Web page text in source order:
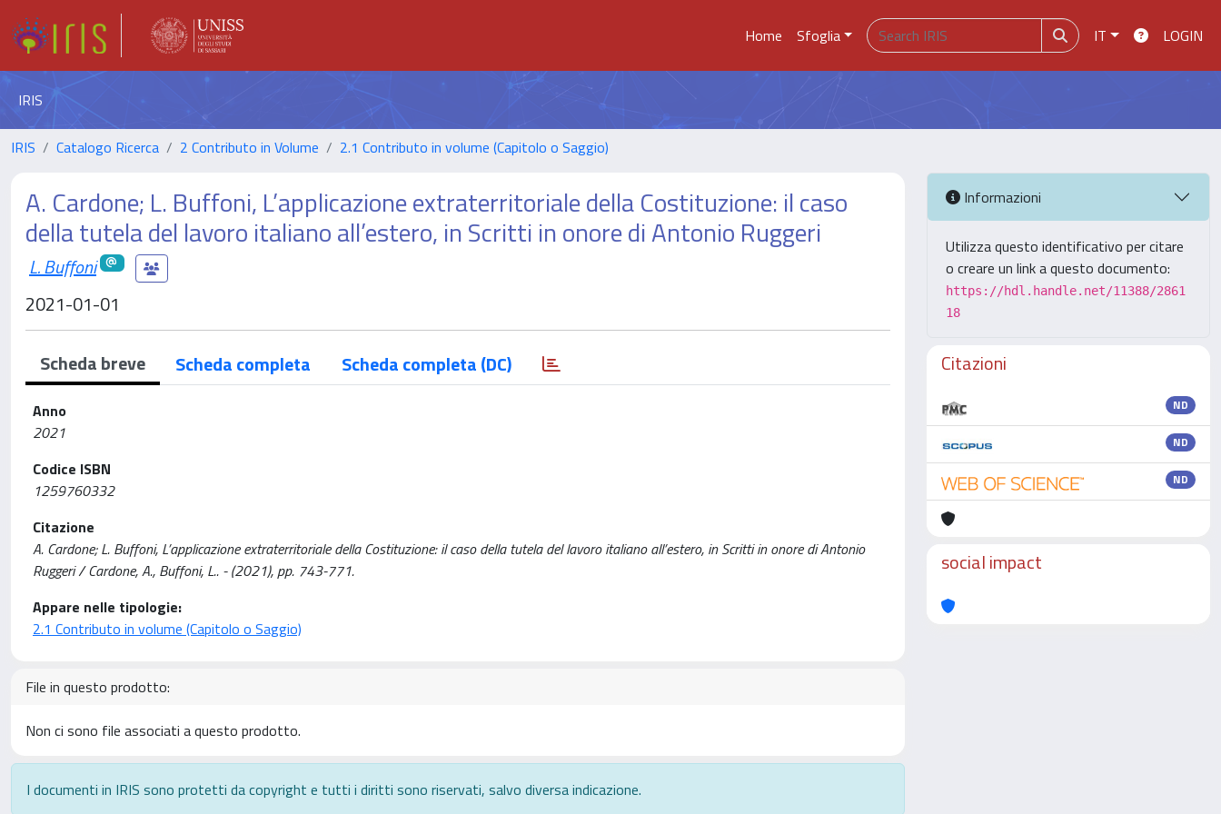
Home Sfoglia IT LOGIN
IRIS
IRIS Catalogo Ricerca 2 Contributo in Volume 2.1 Contributo in volume (Capitolo o Saggio)
A. Cardone; L. Buffoni, L’applicazione extraterritoriale della Costituzione: il caso
della tutela del lavoro italiano all’estero, in Scritti in onore di Antonio Ruggeri
L. Buffoni
2021-01-01
Scheda breve Scheda completa Scheda completa (DC)
Anno
2021
Codice ISBN
1259760332
Citazione
A. Cardone; L. Buffoni, L’applicazione extraterritoriale della Costituzione: il caso della tutela del lavoro italiano all’estero, in Scritti in onore di Antonio
Ruggeri / Cardone, A., Buffoni, L.. - (2021), pp. 743-771.
Appare nelle tipologie:
2.1 Contributo in volume (Capitolo o Saggio)
File in questo prodotto:
Non ci sono file associati a questo prodotto.
I documenti in IRIS sono protetti da copyright e tutti i diritti sono riservati, salvo diversa indicazione.
Informazioni
Utilizza questo identificativo per citare
o creare un link a questo documento:
https://hdl.handle.net/11388/2861
18
Citazioni
ND
ND
ND
social impact